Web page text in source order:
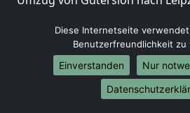
Umzug von Gütersloh nach
Umzug von Gütersloh nach
Umzug von Gütersloh nach
Umzug von Gütersloh nach
Umzug von Gütersloh nach
Diese Internetseite
Benutzerfreundlichkeit zu
Einverstanden
Nur